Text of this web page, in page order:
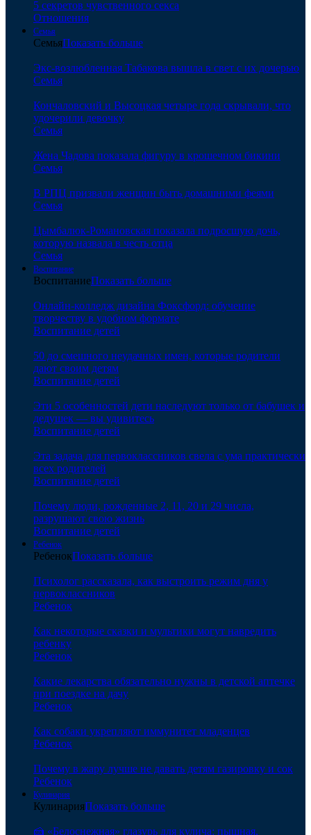
5 секретов чувственного секса
Отношения
Семья
СемьяПоказать больше
Экс-возлюбленная Табакова вышла в свет с их дочерью
Семья
Кончаловский и Высоцкая четыре года скрывали, что
удочерили девочку
Семья
Жена Чадова показала фигуру в крошечном бикини
Семья
В РПЦ призвали женщин быть домашними феями
Семья
Цымбалюк-Романовская показала подросшую дочь,
которую назвала в честь отца
Семья
Воспитание
ВоспитаниеПоказать больше
Онлайн-колледж дизайна Фоксфорд: обучение
творчеству в удобном формате
Воспитание детей
50 до смешного неудачных имен, которые родители
дают своим детям
Воспитание детей
Эти 5 особенностей дети наследуют только от бабушек и
дедушек — вы удивитесь
Воспитание детей
Эта задача для первоклассников свела с ума практически
всех родителей
Воспитание детей
Почему люди, рожденные 2, 11, 20 и 29 числа,
разрушают свою жизнь
Воспитание детей
Ребенок
РебенокПоказать больше
Психолог рассказала, как выстроить режим дня у
первоклассников
Ребенок
Как некоторые сказки и мультики могут навредить
ребенку
Ребенок
Какие лекарства обязательно нужны в детской аптечке
при поездке на дачу
Ребенок
Как собаки укрепляют иммунитет младенцев
Ребенок
Почему в жару лучше не давать детям газировку и сок
Ребенок
Кулинария
КулинарияПоказать больше
🍰 «Белоснежная» глазурь для кулича: пышная,